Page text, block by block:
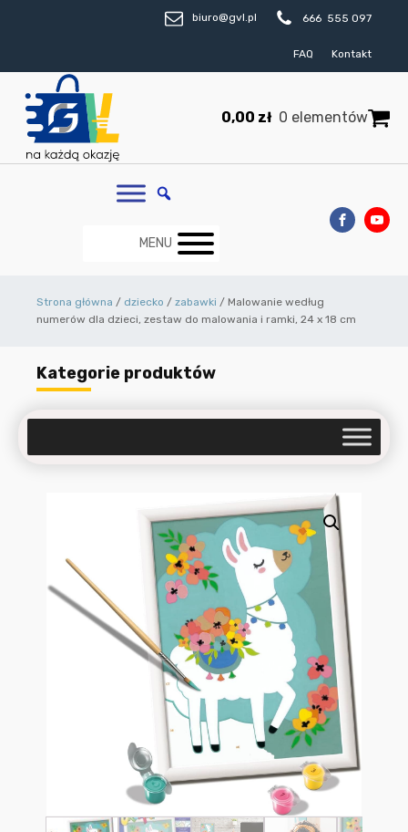
biuro@gvl.pl 666 555 097
FAQ Kontakt
0,00 zł 0 elementów
MENU
Strona główna / dziecko / zabawki / Malowanie według
numerów dla dzieci, zestaw do malowania i ramki, 24 x 18 cm
Kategorie produktów